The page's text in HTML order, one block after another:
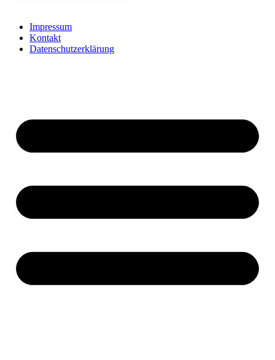
Impressum
Kontakt
Datenschutzerklärung